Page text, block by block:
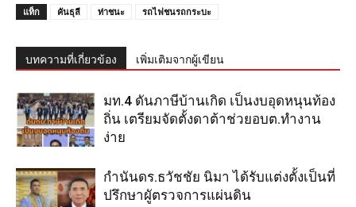
แท็ก คันธุลี ท่าชนะ รถไฟชนรถกระบะ
บทความที่เกี่ยวข้อง เพิ่มเติมจากผู้เขียน
มท.4 ดันภาษีบ้านเกิด เป็นงบอุดหนุนท้อง
ถิ่น เตรียมจัดตั้งดาต้าช่วยอบต.ทำงาน
ง่าย
กำนันดร.ธวัชชัย นิมา ได้รับแต่งตั้งเป็นที่
ปรึกษาผูัตรวจการแผ่นดิน